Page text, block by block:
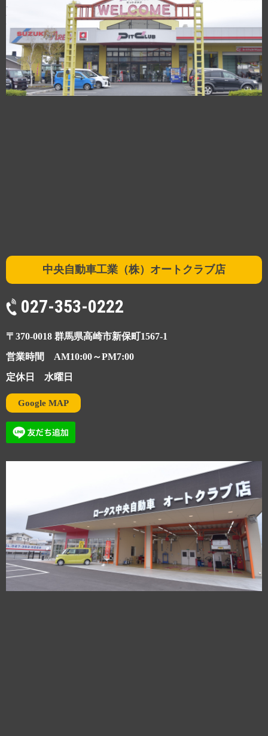
中央自動車工業（株）オートクラブ店
027-353-0222
〒370-0018 群馬県高崎市新保町1567-1
営業時間 AM10:00～PM7:00
定休日 水曜日
Google MAP